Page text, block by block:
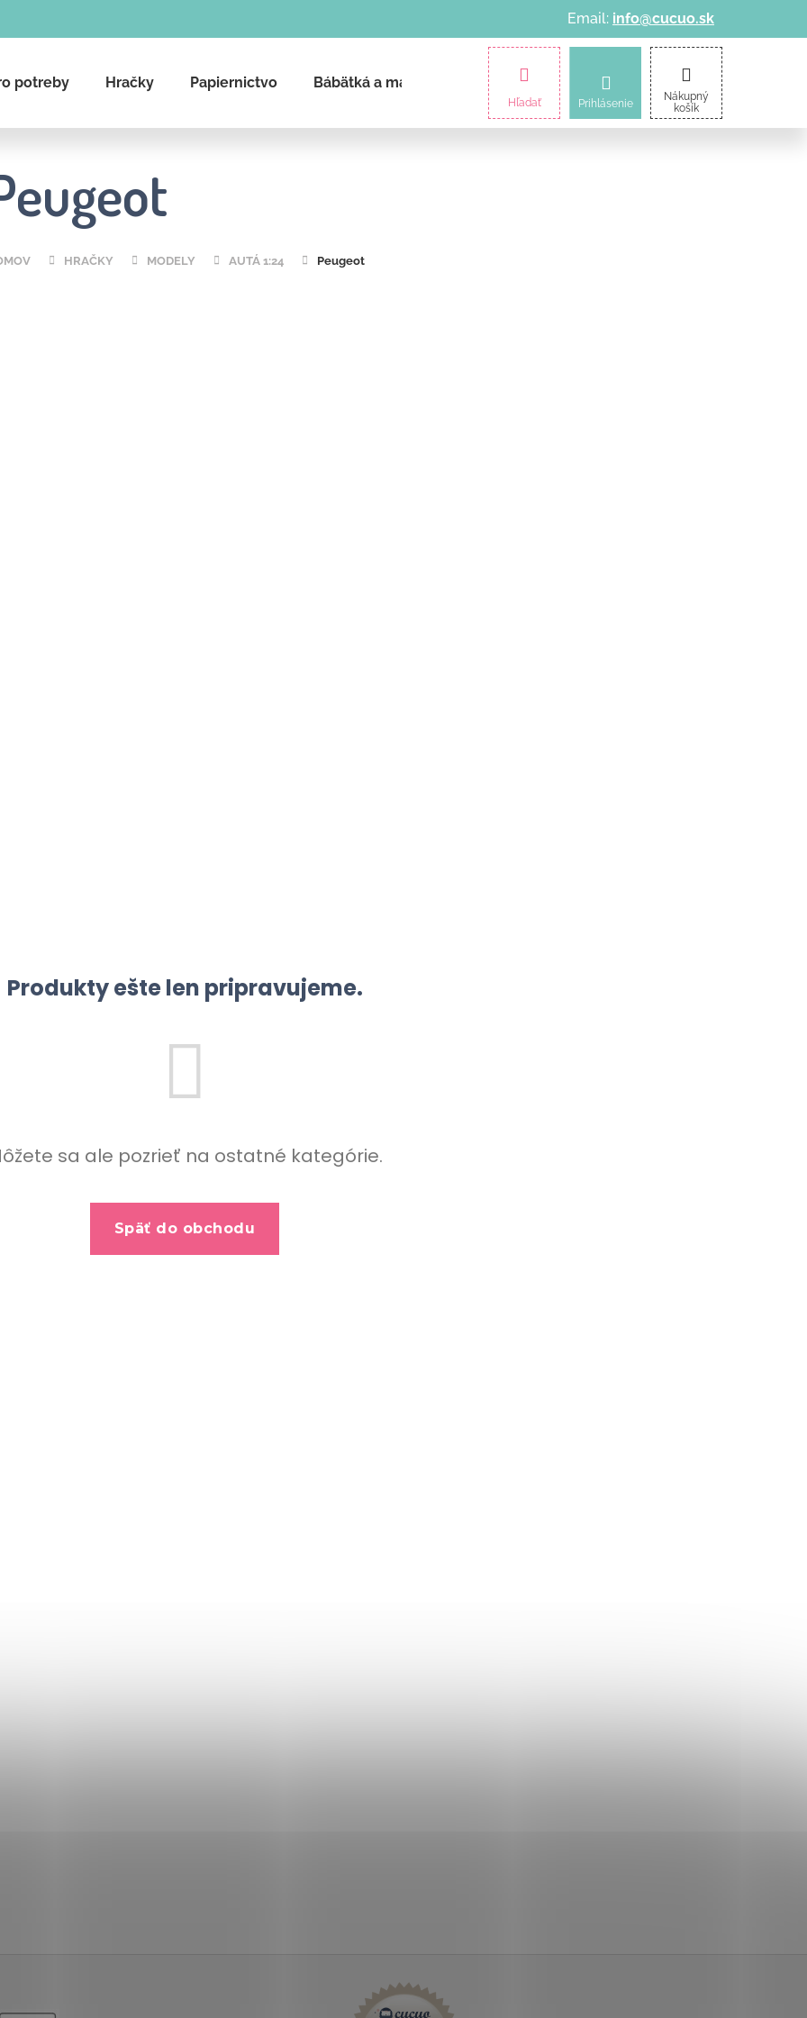
Email: info@cucuo.sk
potreby Hračky Papiernictvo Bábätká a mamičky Kočíky Informácie o nákupe
Hľadať Prihlásenie
Nákupný
košík
HRAČKY MODELY AUTÁ 1:24 Peugeot
Produkty ešte len pripravujeme.
sa ale pozrieť na ostatné kategórie.
Späť do obchodu